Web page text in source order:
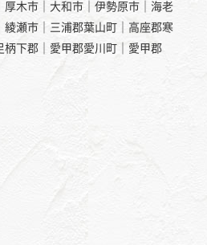
木市｜大和市｜伊勢原市｜海老
瀬市｜三浦郡葉山町｜高座郡寒
下郡｜愛甲郡愛川町｜愛甲郡